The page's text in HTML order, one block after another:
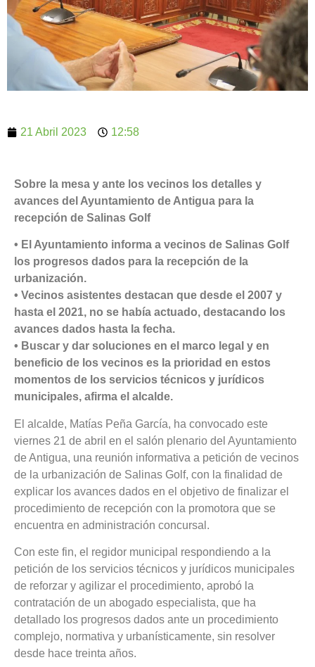
21 Abril 2023 12:58
Sobre la mesa y ante los vecinos los detalles y
avances del Ayuntamiento de Antigua para la
recepción de Salinas Golf
• El Ayuntamiento informa a vecinos de Salinas Golf
los progresos dados para la recepción de la
urbanización.
• Vecinos asistentes destacan que desde el 2007 y
hasta el 2021, no se había actuado, destacando los
avances dados hasta la fecha.
• Buscar y dar soluciones en el marco legal y en
beneficio de los vecinos es la prioridad en estos
momentos de los servicios técnicos y jurídicos
municipales, afirma el alcalde.
El alcalde, Matías Peña García, ha convocado este
viernes 21 de abril en el salón plenario del Ayuntamiento
de Antigua, una reunión informativa a petición de vecinos
de la urbanización de Salinas Golf, con la finalidad de
explicar los avances dados en el objetivo de finalizar el
procedimiento de recepción con la promotora que se
encuentra en administración concursal.
Con este fin, el regidor municipal respondiendo a la
petición de los servicios técnicos y jurídicos municipales
de reforzar y agilizar el procedimiento, aprobó la
contratación de un abogado especialista, que ha
detallado los progresos dados ante un procedimiento
complejo, normativa y urbanísticamente, sin resolver
desde hace treinta años.